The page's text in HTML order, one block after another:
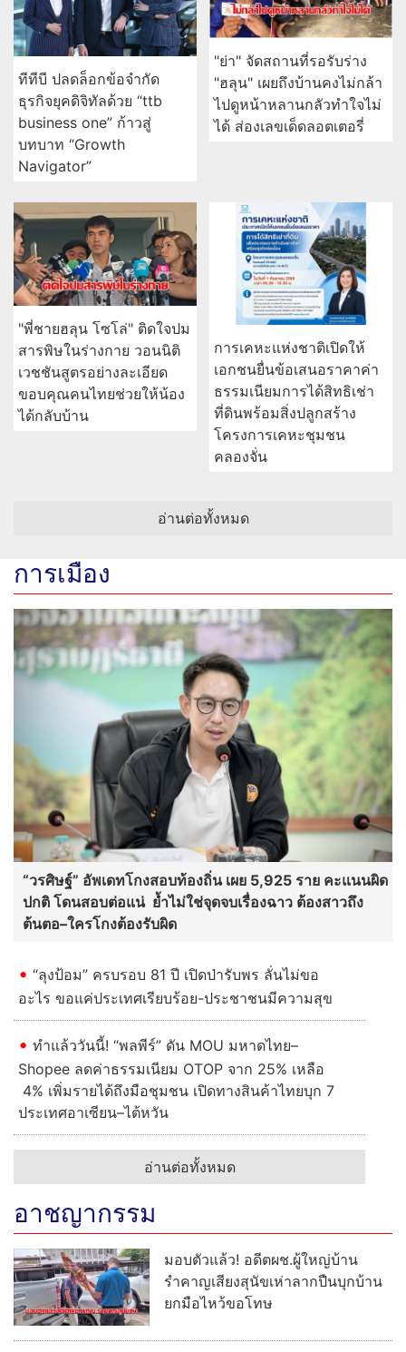
ทีทีบี ปลดล็อกข้อจำกัด
ธุรกิจยุคดิจิทัลด้วย “ttb
business one” ก้าวสู่
บทบาท “Growth
Navigator”
"ย่า" จัดสถานที่รอรับร่าง
"ฮลุน" เผยถึงบ้านคงไม่กล้า
ไปดูหน้าหลานกลัวทำใจไม่
ได้ ส่องเลขเด็ดลอตเตอรี่
"พี่ชายฮลุน โซโล่" ติดใจปม
สารพิษในร่างกาย วอนนิติ
เวชชันสูตรอย่างละเอียด
ขอบคุณคนไทยช่วยให้น้อง
ได้กลับบ้าน
การเคหะแห่งชาติเปิดให้
เอกชนยื่นข้อเสนอราคาค่า
ธรรมเนียมการได้สิทธิเช่า
ที่ดินพร้อมสิ่งปลูกสร้าง
โครงการเคหะชุมชน
คลองจั่น
อ่านต่อทั้งหมด
การเมือง
“วรศิษฐ์” อัพเดทโกงสอบท้องถิ่น เผย 5,925 ราย คะแนนผิด
ปกติ โดนสอบต่อแน่ ย้ำไม่ใช่จุดจบเรื่องฉาว ต้องสาวถึง
ต้นตอ–ใครโกงต้องรับผิด
“ลุงป้อม” ครบรอบ 81 ปี เปิดป่ารับพร ลั่นไม่ขอ
อะไร ขอแค่ประเทศเรียบร้อย-ประชาชนมีความสุข
ทำแล้ววันนี้! “พลพีร์” ดัน MOU มหาดไทย–
Shopee ลดค่าธรรมเนียม OTOP จาก 25% เหลือ
4% เพิ่มรายได้ถึงมือชุมชน เปิดทางสินค้าไทยบุก 7
ประเทศอาเซียน–ไต้หวัน
อ่านต่อทั้งหมด
อาชญากรรม
มอบตัวแล้ว! อดีตผช.ผู้ใหญ่บ้าน
รำคาญเสียงสุนัขเห่าลากปืนบุกบ้าน
ยกมือไหว้ขอโทษ